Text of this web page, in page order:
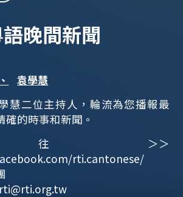
晚間新聞
袁學慧
慧二位主持人，輪流為您播報最
的時事和新聞。
＞＞
rti.cantonese/